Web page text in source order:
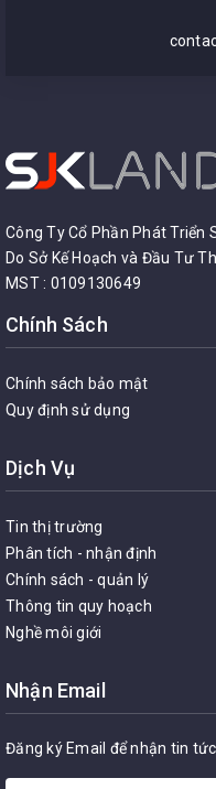
Công Ty Cổ Phần Phát Triển
Do Sở Kế Hoạch và Đầu Tư
MST : 0109130649
Chính Sách
Chính sách bảo mật
Quy định sử dụng
Dịch Vụ
Tin thị trường
Phân tích - nhận định
Chính sách - quản lý
Thông tin quy hoạch
Nghề môi giới
Nhận Email
Đăng ký Email để nhận tin